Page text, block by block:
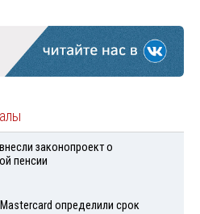
законопроект о
пенсии
определили срок